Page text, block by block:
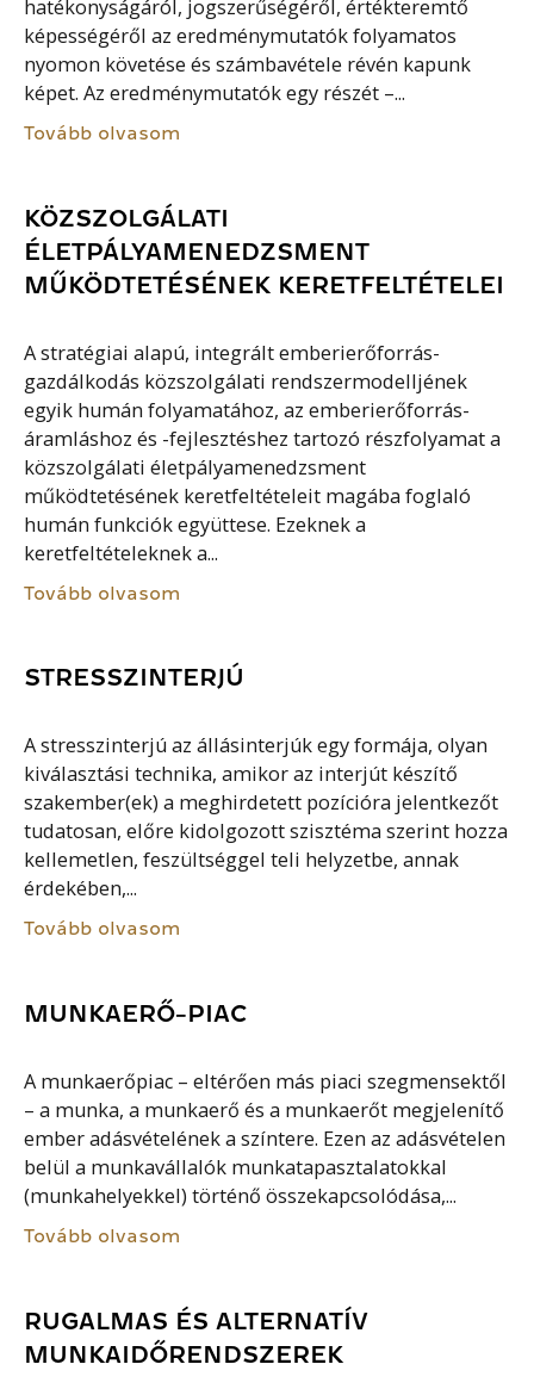
hatékonyságáról, jogszerűségéről, értékteremtő
képességéről az eredménymutatók folyamatos
nyomon követése és számbavétele révén kapunk
képet. Az eredménymutatók egy részét –...
Tovább olvasom
KÖZSZOLGÁLATI
ÉLETPÁLYAMENEDZSMENT
MŰKÖDTETÉSÉNEK KERETFELTÉTELEI
A stratégiai alapú, integrált emberierőforrás-
gazdálkodás közszolgálati rendszermodelljének
egyik humán folyamatához, az emberierőforrás-
áramláshoz és -fejlesztéshez tartozó részfolyamat a
közszolgálati életpályamenedzsment
működtetésének keretfeltételeit magába foglaló
humán funkciók együttese. Ezeknek a
keretfeltételeknek a...
Tovább olvasom
STRESSZINTERJÚ
A stresszinterjú az állásinterjúk egy formája, olyan
kiválasztási technika, amikor az interjút készítő
szakember(ek) a meghirdetett pozícióra jelentkezőt
tudatosan, előre kidolgozott szisztéma szerint hozza
kellemetlen, feszültséggel teli helyzetbe, annak
érdekében,...
Tovább olvasom
MUNKAERŐ-PIAC
A munkaerőpiac – eltérően más piaci szegmensektől
– a munka, a munkaerő és a munkaerőt megjelenítő
ember adásvételének a színtere. Ezen az adásvételen
belül a munkavállalók munkatapasztalatokkal
(munkahelyekkel) történő összekapcsolódása,...
Tovább olvasom
RUGALMAS ÉS ALTERNATÍV
MUNKAIDŐRENDSZEREK